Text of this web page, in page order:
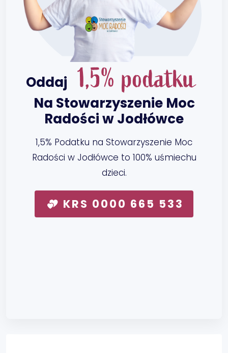
Oddaj 1,5% podatku
Na Stowarzyszenie Moc
Radości w Jodłówce
1,5% Podatku na Stowarzyszenie Moc
Radości w Jodłówce to 100% uśmiechu
dzieci.
KRS 0000 665 533